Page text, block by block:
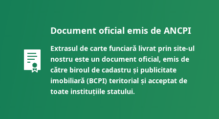
Document oficial emis de ANCPI
Extrasul de carte funciară livrat prin site-ul
nostru este un document oficial, emis de
către biroul de cadastru și publicitate
imobiliară (BCPI) teritorial și acceptat de
toate instituțiile statului.